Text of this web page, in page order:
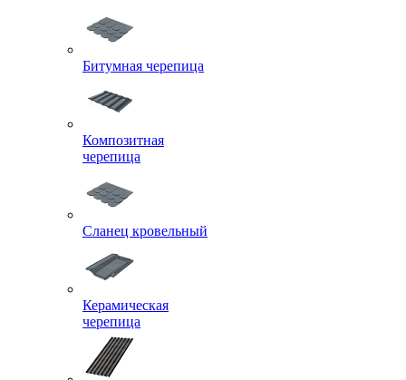
Битумная черепица
Композитная
черепица
Сланец кровельный
Керамическая
черепица